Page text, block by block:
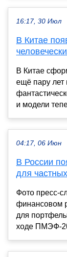
16:17, 30 Июл
В Китае
В Китае
ещё пару лет
и модели
04:17, 06 Июн
В России
для
Фото пресс-
финансовом
для
ходе ПМЭФ-